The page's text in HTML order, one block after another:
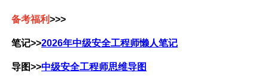
备考福利>>>
笔记>>2026年中级安全工程师懒人笔记
导图>>中级安全工程师思维导图